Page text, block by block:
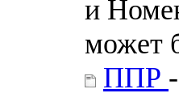
и
может
ППР